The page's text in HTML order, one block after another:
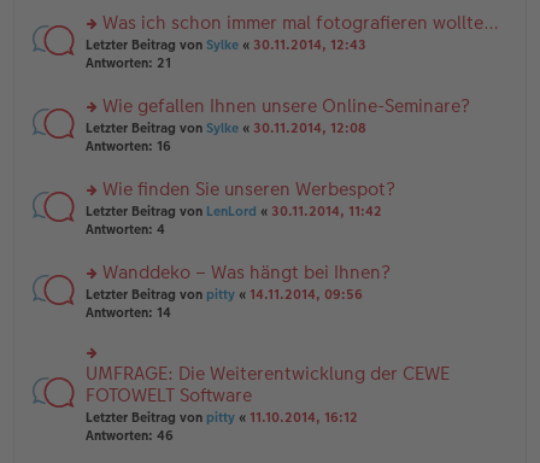
ger
B
ei
tr
g
el
es
e
B
ei
tr
g
rs
te
n
g
el
e
n
er
tr
a
g
Was ich schon immer mal fotografieren wollte…
Letzter Beitrag von Sylke « 30.11.2014, 12:43
Antworten: 21
rs
te
n
g
el
e
n
er
tr
a
g
Wie gefallen Ihnen unsere Online-Seminare?
Letzter Beitrag von Sylke « 30.11.2014, 12:08
Antworten: 16
rs
te
n
g
el
e
n
er
B
ei
tr
Wie finden Sie unseren Werbespot?
Letzter Beitrag von LenLord « 30.11.2014, 11:42
Antworten: 4
rs
te
u
n
g
el
es
e
Wanddeko – Was hängt bei Ihnen?
Letzter Beitrag von pitty « 14.11.2014, 09:56
Antworten: 14
rs
te
r
u
n
UMFRAGE: Die Weiterentwicklung der CEWE
FOTOWELT Software
Letzter Beitrag von pitty « 11.10.2014, 16:12
Antworten: 46